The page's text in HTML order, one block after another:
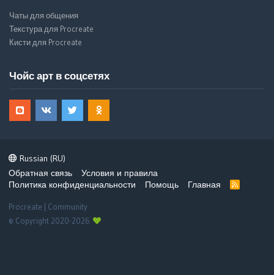
Чаты для общения
Текстура для Procreate
Кисти для Procreate
Чойс арт в соцсетях
Russian (RU)
Обратная связь
Условия и правила
Политика конфиденциальности
Помощь Главная
R
Procreate | Community
© Copyright 2020-2026